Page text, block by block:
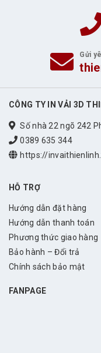
Gửi
CÔNG TY IN VẢI 3D
Số nhà 22 ngõ 242
0389 635 344
https://
HỖ TRỢ
Hướng dẫn đặt hàng
Hướng dẫn thanh toán
Phương thức giao hàng
Bảo hành – Đổi trả
Chính sách bảo mật
FANPAGE